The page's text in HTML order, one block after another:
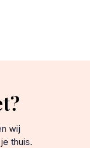
wij
thuis.